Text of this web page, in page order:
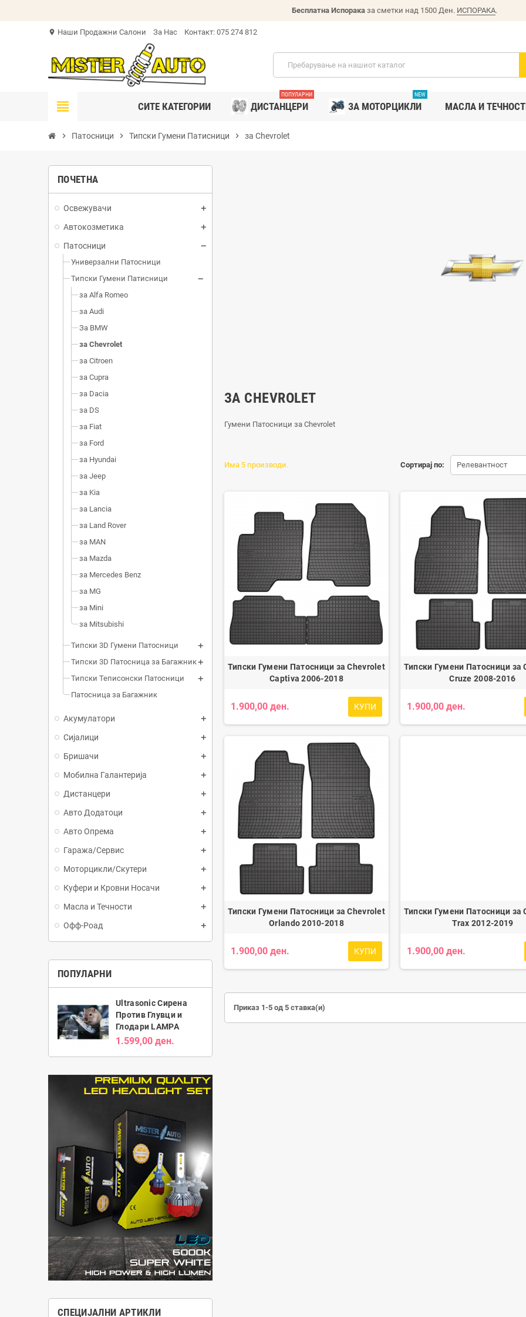
Бесплатна Испорака за сметки над 1500 Ден. ИСПОРАКА.
location_on Наши Продажни Салони За Нас Контакт: 075 274 812
view_headline СИТЕ КАТЕГОРИИ ДИСТАНЦЕРИ
ПОПУЛАРНИ
ЗА МОТОРЦИКЛИ
NEW
MАСЛА И
chevron_right Патосници chevron_right Типски Гумени Патисници chevron_right за Chevrolet
ПОЧЕТНА
Освежувачи
Автокозметика
Патосници
Универзални Патосници
Типски Гумени Патисници
за Alfa Romeo
за Audi
За BMW
за Chevrolet
за Citroen
за Cupra
за Dacia
за DS
за Fiat
за Ford
за Hyundai
за Jeep
за Kia
за Lancia
за Land Rover
за MAN
за Mazda
за Mercedes Benz
за MG
за Mini
за Mitsubishi
Типски 3D Гумени Патосници
Типски 3D Патосница за Багажник
Типски Теписонски Патосници
Патосница за Багажник
Акумулатори
Сијалици
Бришачи
Мобилна Галантерија
Дистанцери
Авто Додатоци
Авто Опрема
Гаража/Сервис
Моторцикли/Скутери
Куфери и Кровни Носачи
Масла и Течности
Офф-Роад
ПОПУЛАРНИ
Ultrasonic Сирена
Против Глувци и
Глодари LAMPA
1.599,00 ден.
СПЕЦИЈАЛНИ АРТИКЛИ
ЗА CHEVROLET
Гумени Патосници за Chevrolet
Сортирај по: Релевантност
Има 5 производи.
Типски Гумени Патосници за Chevrolet
Captiva 2006-2018
1.900,00 ден. КУПИ
Типски Гумени Патосници за
Cruze 2008-2016
1.900,00 ден.
Типски Гумени Патосници за Chevrolet
Orlando 2010-2018
1.900,00 ден. КУПИ
Типски Гумени Патосници за
Trax 2012-2019
1.900,00 ден.
Приказ 1-5 од 5 ставка(и)